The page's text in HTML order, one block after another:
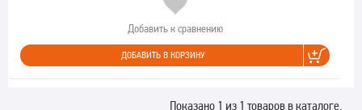
Добавить к сравнению
ДОБАВИТЬ В КОРЗИНУ
Показано 1 из 1 товаров в каталоге.